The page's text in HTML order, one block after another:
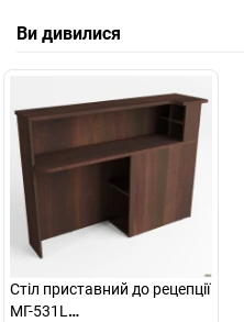
Ви дивилися
Стіл приставний до рецепції
МГ-531L